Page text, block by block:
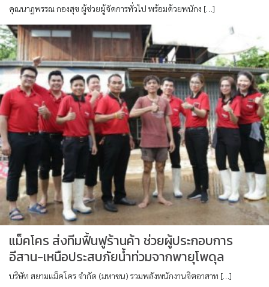
คุณนาฏพรรณ กองสุข ผู้ช่วยผู้จัดการทั่วไป พร้อมด้วยพนักง […]
แม็คโคร ส่งทีมฟื้นฟูร้านค้า ช่วยผู้ประกอบการ
อีสาน-เหนือประสบภัยน้ำท่วมจากพายุโพดุล
บริษัท สยามแม็คโคร จำกัด (มหาชน) รวมพลังพนักงานจิตอาสาท […]